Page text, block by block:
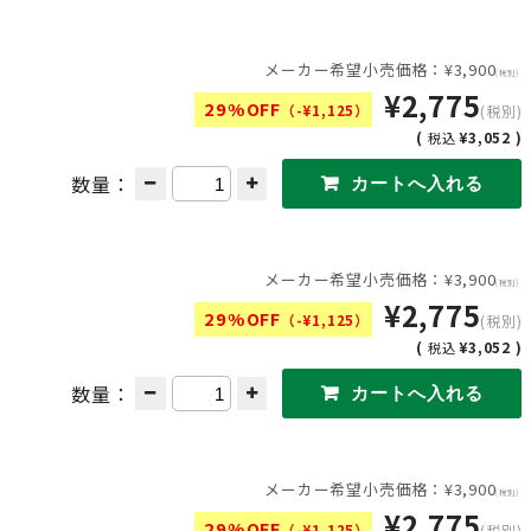
メーカー希望小売価格：¥3,900(税別)
29%OFF （-¥1,125） ¥2,775(税別)
( 税込 ¥3,052 )
数量：
メーカー希望小売価格：¥3,900(税別)
29%OFF （-¥1,125） ¥2,775(税別)
( 税込 ¥3,052 )
数量：
メーカー希望小売価格：¥3,900(税別)